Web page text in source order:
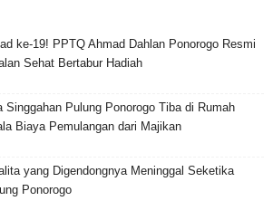
ke-19! PPTQ Ahmad Dahlan Ponorogo Resmi
Sehat Bertabur Hadiah
Pulung Ponorogo Tiba di Rumah
Biaya Pemulangan dari Majikan
yang Digendongnya Meninggal Seketika
Ponorogo